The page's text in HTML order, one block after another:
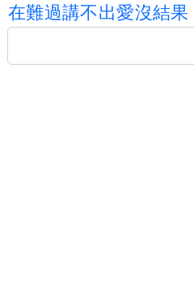
在難過講不出愛沒結果